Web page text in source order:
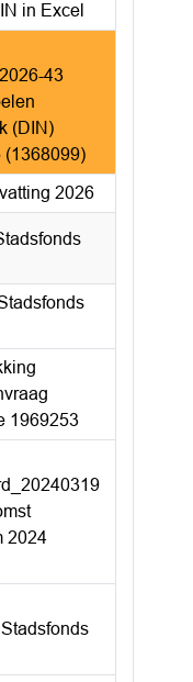
in Excel
43
(DIN)
(1368099)
2026
1969253
2024